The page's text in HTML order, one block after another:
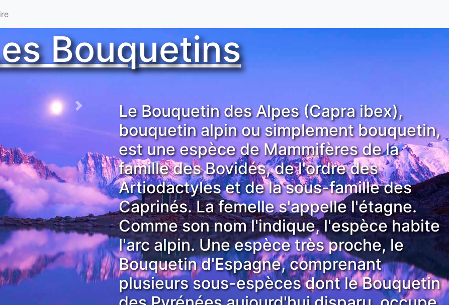
Bouquetins
Next
Le Bouquetin des Alpes (Capra ibex),
bouquetin alpin ou simplement bouquetin,
est une espèce de Mammifères de la
famille des Bovidés, de l'ordre des
Artiodactyles et de la sous-famille des
Caprinés. La femelle s'appelle l'étagne.
Comme son nom l'indique, l'espèce habite
l'arc alpin. Une espèce très proche, le
Bouquetin d'Espagne, comprenant
plusieurs sous-espèces dont le Bouquetin